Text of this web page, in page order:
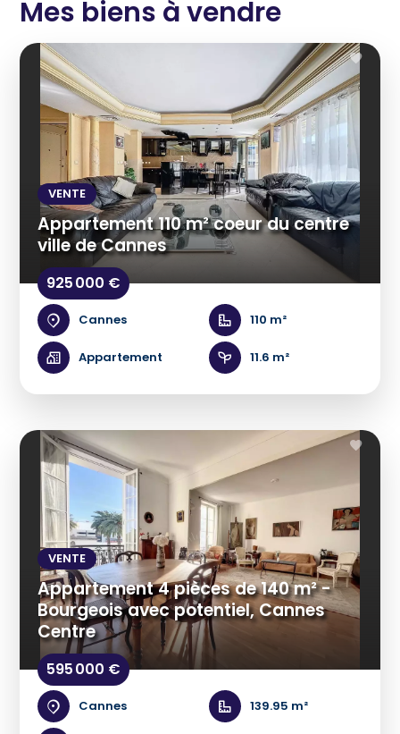
Mes biens à vendre
VENTE
Appartement 110 m² coeur du centre
ville de Cannes
925 000 €
Cannes 110 m²
Appartement 11.6 m²
VENTE
Appartement 4 pièces de 140 m² -
Bourgeois avec potentiel, Cannes
Centre
595 000 €
Cannes 139.95 m²